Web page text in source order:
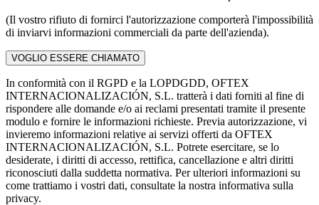
(Il vostro rifiuto di fornirci l'autorizzazione comporterà l'impossibilità
di inviarvi informazioni commerciali da parte dell'azienda).
In conformità con il RGPD e la LOPDGDD, OFTEX
INTERNACIONALIZACIÓN, S.L. tratterà i dati forniti al fine di
rispondere alle domande e/o ai reclami presentati tramite il presente
modulo e fornire le informazioni richieste. Previa autorizzazione, vi
invieremo informazioni relative ai servizi offerti da OFTEX
INTERNACIONALIZACIÓN, S.L. Potrete esercitare, se lo
desiderate, i diritti di accesso, rettifica, cancellazione e altri diritti
riconosciuti dalla suddetta normativa. Per ulteriori informazioni su
come trattiamo i vostri dati, consultate la nostra informativa sulla
privacy.